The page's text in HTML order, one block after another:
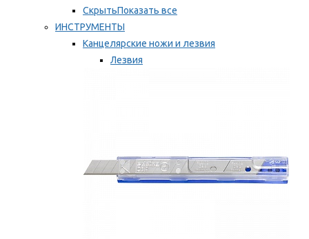
СкрытьПоказать все
ИНСТРУМЕНТЫ
Канцелярские ножи и лезвия
Лезвия